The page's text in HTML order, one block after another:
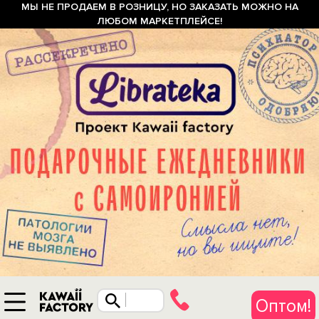
МЫ НЕ ПРОДАЕМ В РОЗНИЦУ, НО ЗАКАЗАТЬ МОЖНО НА
ЛЮБОМ МАРКЕТПЛЕЙСЕ!
Оптом!